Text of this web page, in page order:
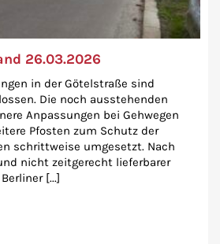
26.03.2026
in der Götelstraße sind
Die noch ausstehenden
Anpassungen bei Gehwegen
Pfosten zum Schutz der
schrittweise umgesetzt. Nach
nicht zeitgerecht lieferbarer
[...]